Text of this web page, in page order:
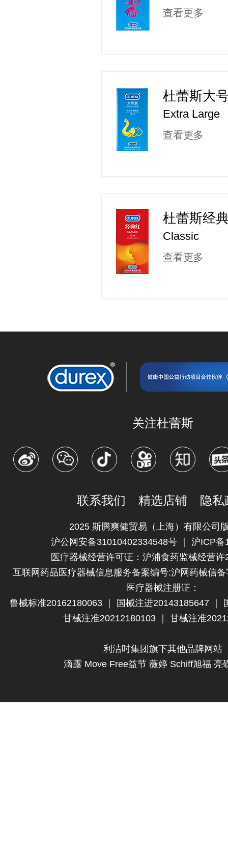
查看更多
杜蕾斯大
Extra Large
查看更多
杜蕾斯经
Classic
查看更多
关注杜蕾斯
联系我们 精选店铺 隐
2025 斯腾爽健贸易（上海）有限公司
沪公网安备31010402334548号
沪ICP备
医疗器械经营许可证： 沪浦食药监械经营许
互联网药品医疗器械信息服务备案编号:沪网药械信
医疗器械注册证：
鲁械标准20162180063
国械注进20143185647
甘械注准20212180103
甘械注准
利洁时集团旗下其他品牌网站
滴露 Move Free益节 薇婷 Schiff旭福 亮